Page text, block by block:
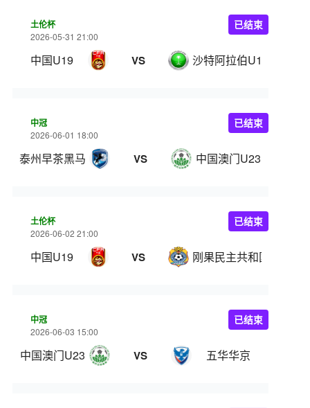
土伦杯
2026-05-31 21:00
中国U19 VS 沙特阿拉伯U19
已结束
中冠
2026-06-01 18:00
泰州早茶黑马 VS 中国澳门U23
已结束
土伦杯
2026-06-02 21:00
中国U19 VS 刚果民主共和国U23
已结束
中冠
2026-06-03 15:00
中国澳门U23 VS 五华华京
已结束